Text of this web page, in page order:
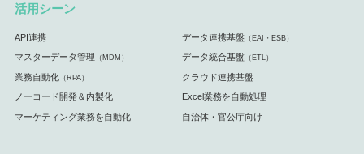
活用シーン
API連携 データ連携基盤 （EAI・ESB）
マスターデータ管理 （MDM） データ統合基盤 （ETL）
業務自動化（RPA） クラウド連携基盤
ノーコード開発＆内製化 Excel業務を自動処理
マーケティング業務を自動化 自治体・官公庁向け